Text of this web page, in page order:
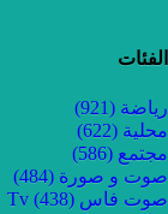
الفئات
رياضة (921)
محلية (622)
مجتمع (586)
صوت و صورة (484)
صوت فاس Tv (438)